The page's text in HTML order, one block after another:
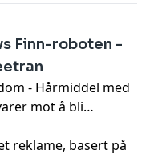
Finn-roboten -
- Hårmiddel med
mot å bli
reklame, basert på